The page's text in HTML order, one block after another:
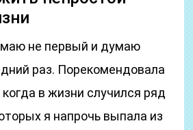
не первый и думаю
раз. Порекомендовала
когда в жизни случился ряд
я напрочь выпала из